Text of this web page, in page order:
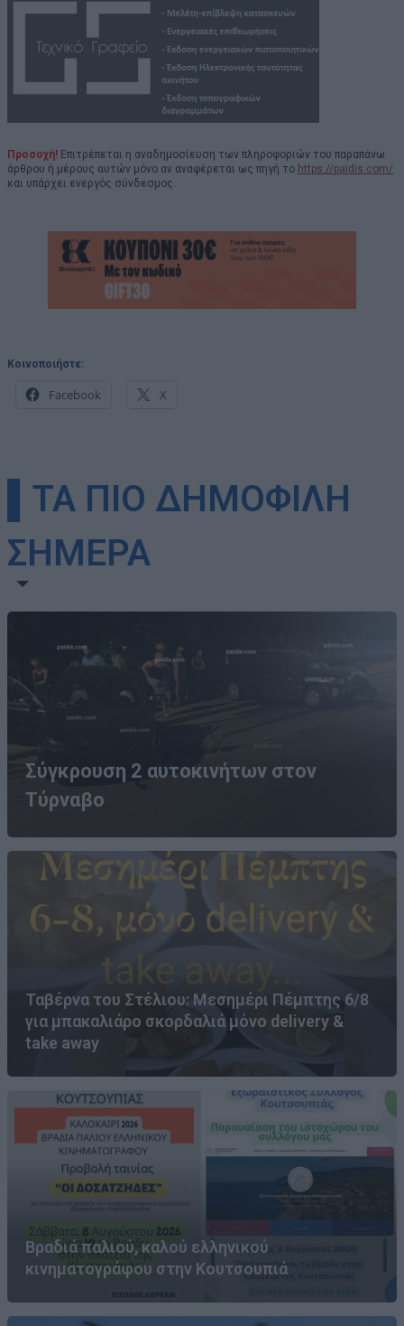
Προσοχή! Επιτρέπεται η αναδημοσίευση των πληροφοριών του παραπάνω
άρθρου ή μέρους αυτών μόνο αν αναφέρεται ως πηγή το https://paidis.com/
και υπάρχει ενεργός σύνδεσμος.
Κοινοποιήστε:
Facebook X
▌ΤΑ ΠΙΟ ΔΗΜΟΦΙΛΗ
ΣΗΜΕΡΑ
Σύγκρουση 2 αυτοκινήτων στον
Τύρναβο
Ταβέρνα του Στέλιου: Μεσημέρι Πέμπτης 6/8
για μπακαλιάρο σκορδαλιά μόνο delivery &
take away
Βραδιά παλιού, καλού ελληνικού
κινηματογράφου στην Κουτσουπιά